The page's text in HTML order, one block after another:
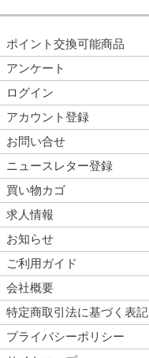
ポイント交換可能商品
アンケート
ログイン
アカウント登録
お問い合せ
ニュースレター登録
買い物カゴ
求人情報
お知らせ
ご利用ガイド
会社概要
特定商取引法に基づく表記
プライバシーポリシー